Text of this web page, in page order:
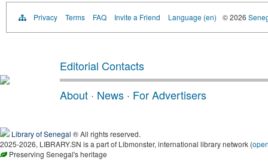
Privacy Terms FAQ Invite a Friend Language (en) © 2026
Editorial Contacts
About · News · For Advertisers
Library of Senegal ® All rights reserved.
2025-2026, LIBRARY.SN is a part of Libmonster, international library network (
Preserving Senegal's heritage